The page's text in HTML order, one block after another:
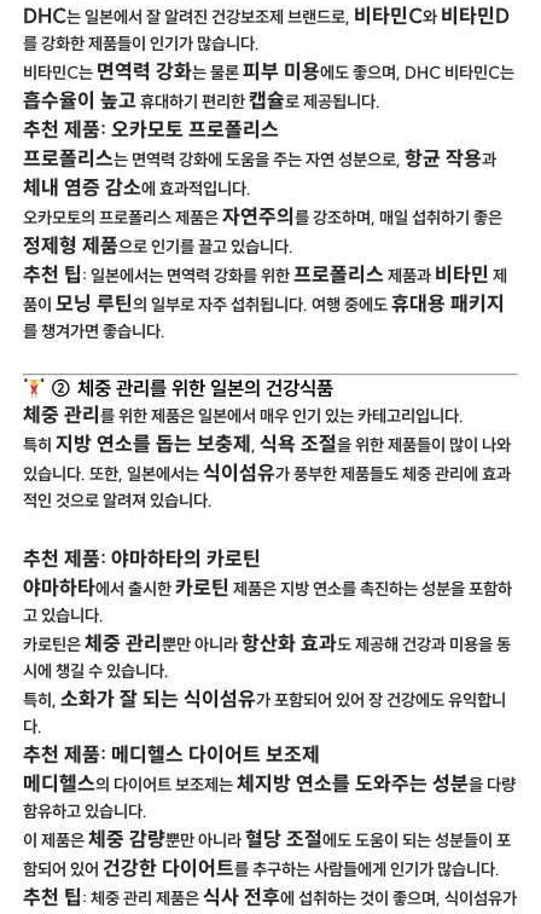
DHC는 일본에서 잘 알려진 건강보조제 브랜드로, 비타민C와 비타민D
를 강화한 제품들이 인기가 많습니다.
비타민C는 면역력 강화는 물론피부 미용에도 좋으며, DHC 비타민C는
흡수율이 높고휴대하기 편리한캡슐로 제공됩니다.
추천 제품: 오카모토 프로폴리스
프로폴리스는 면역력 강화에 도움을 주는 자연 성분으로,항균 작용과
체내 염증 감소에 효과적입니다.
오카모토의 프로폴리스 제품은자연주의를 강조하며, 매일 섭취하기 좋은
정제형 제품으로 인기를 끌고 있습니다.
추천 팁: 일본에서는 면역력 강화를 위한프로폴리스제품과 비타민 제
품이모닝 루틴의 일부로 자주 섭취됩니다. 여행 중에도휴대용 패키지
를 챙겨가면 좋습니다.
② 체중 관리를 위한 일본의 건강식품
체중 관리를 위한 제품은 일본에서 매우 인기 있는 카테고리입니다.
특히지방 연소를 돕는 보충제,식욕 조절을 위한 제품들이 많이 나와
있습니다. 또한, 일본에서는식이섬유가 풍부한 제품들도 체중 관리에 효과
적인 것으로 알려져 있습니다.
추천 제품: 야마하타의 카로틴
야마하타에서 출시한카로틴 제품은 지방 연소를 촉진하는 성분을 포함하
고 있습니다.
카로틴은체중 관리뿐만 아니라항산화 효과도 제공해 건강과 미용을 동
시에 챙길 수 있습니다.
특히,소화가 잘 되는 식이섬유가 포함되어 있어 장 건강에도 유익합니
다.
추천 제품: 메디헬스 다이어트 보조제
메디헬스의 다이어트 보조제는체지방 연소를 도와주는 성분을 다량
함유하고 있습니다.
이 제품은체중 감량뿐만 아니라혈당 조절에도 도움이 되는 성분들이 포
함되어 있어건강한 다이어트를 추구하는 사람들에게 인기가 많습니다.
추천 팁: 체중 관리 제품은식사 전후에 섭취하는 것이 좋으며, 식이섬유가